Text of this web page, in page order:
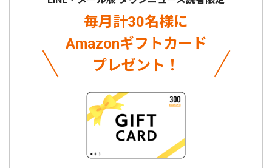
毎月計30名様に
Amazonギフトカード
プレゼント！